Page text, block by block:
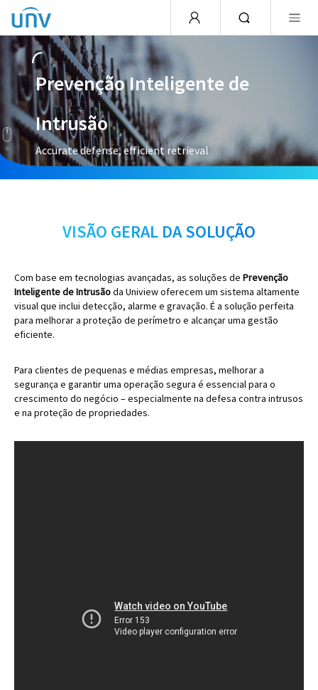
Prevenção Inteligente de
Intrusão
Accurate defense, efficient retrieval
VISÃO GERAL DA SOLUÇÃO
Com base em tecnologias avançadas, as soluções de Prevenção
Inteligente de Intrusãoda Uniview oferecem um sistema altamente
visual que inclui detecção, alarme e gravação. É a solução perfeita
para melhorar a proteção de perímetro e alcançar uma gestão
eficiente.
Para clientes de pequenas e médias empresas, melhorar a
segurança e garantir uma operação segura é essencial para o
crescimento do negócio – especialmente na defesa contra intrusos
e na proteção de propriedades.